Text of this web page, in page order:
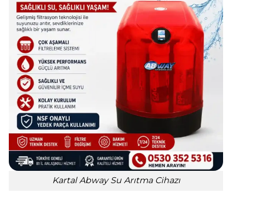
Kartal Abway Su Arıtma Cihazı